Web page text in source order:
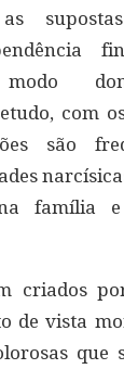
com
são
família
criados
de vista
que